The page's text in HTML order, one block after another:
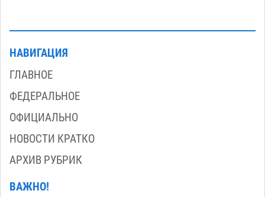
НАВИГАЦИЯ
ГЛАВНОЕ
ФЕДЕРАЛЬНОЕ
ОФИЦИАЛЬНО
НОВОСТИ КРАТКО
АРХИВ РУБРИК
ВАЖНО!